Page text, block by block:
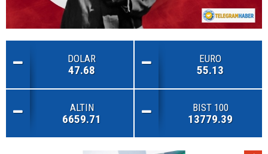
DOLAR
47.68
EURO
55.13
ALTIN
6659.71
BIST 100
13779.39